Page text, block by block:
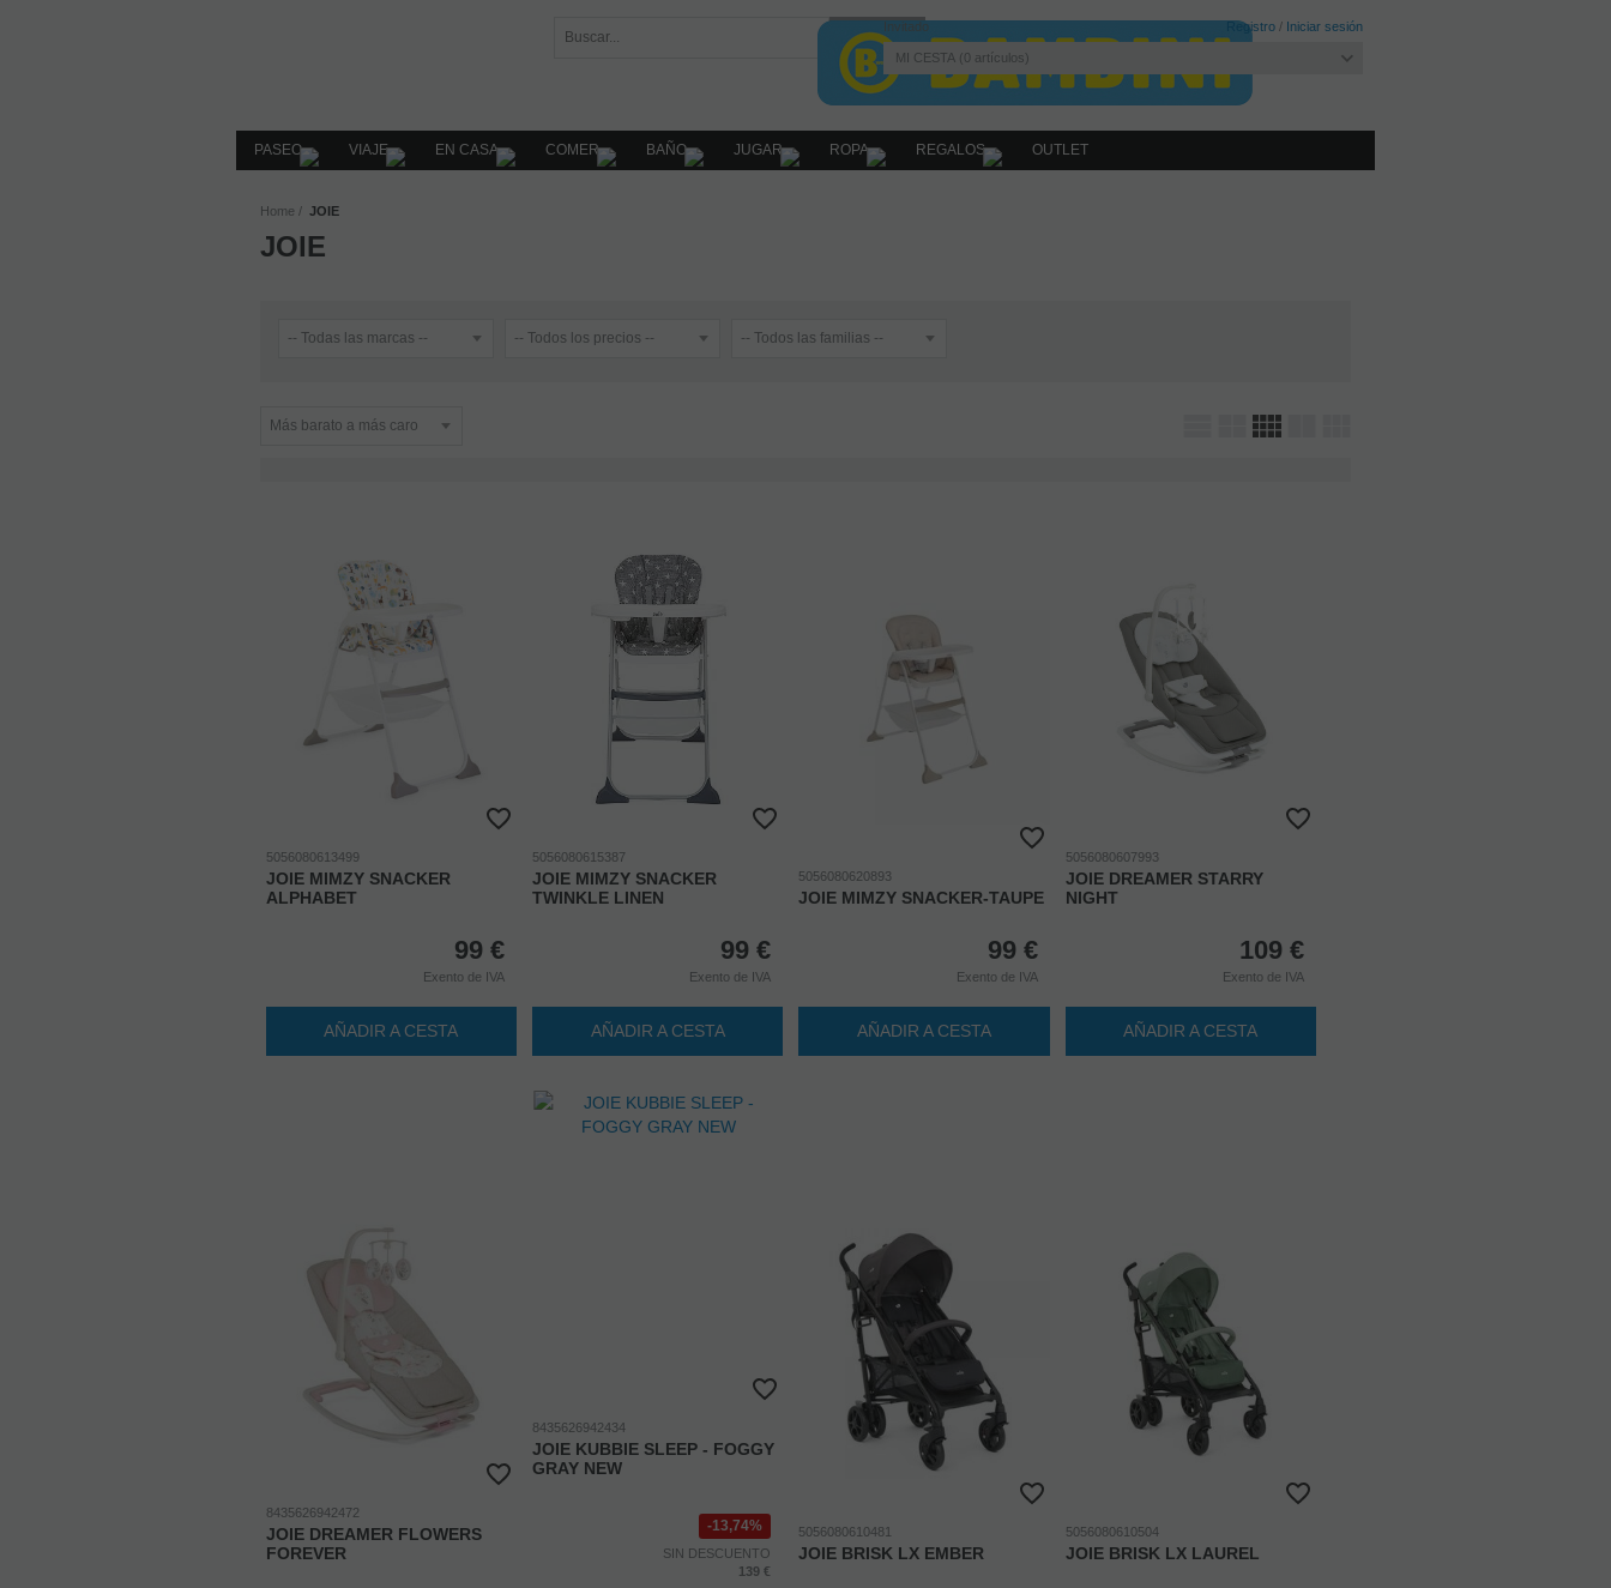
Invitado Registro / Iniciar sesión
MI CESTA 0 artículos
PASEO VIAJE EN CASA COMER BAÑO JUGAR ROPA REGALOS OUTLET
Home JOIE
JOIE
5056080613499
JOIE MIMZY SNACKER
ALPHABET
99 €
Exento de IVA
AÑADIR A CESTA
5056080615387
JOIE MIMZY SNACKER
TWINKLE LINEN
99 €
Exento de IVA
AÑADIR A CESTA
5056080620893
JOIE MIMZY SNACKER-TAUPE
99 €
Exento de IVA
AÑADIR A CESTA
5056080607993
JOIE DREAMER STARRY
NIGHT
109 €
Exento de IVA
AÑADIR A CESTA
8435626942472
JOIE DREAMER FLOWERS
FOREVER
8435626942434
JOIE KUBBIE SLEEP - FOGGY
GRAY NEW
13,74%
SIN DESCUENTO
139 €
5056080610481
JOIE BRISK LX EMBER
5056080610504
JOIE BRISK LX LAUREL